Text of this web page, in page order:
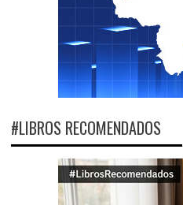
#LIBROS RECOMENDADOS